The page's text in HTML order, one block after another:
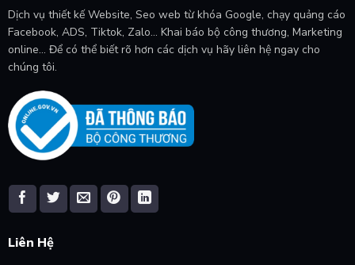
Dịch vụ thiết kế Website, Seo web từ khóa Google, chạy quảng cáo
Facebook, ADS, Tiktok, Zalo... Khai báo bộ công thương, Marketing
online... Để có thể biết rõ hơn các dịch vụ hãy liên hệ ngay cho
chúng tôi.
Liên Hệ